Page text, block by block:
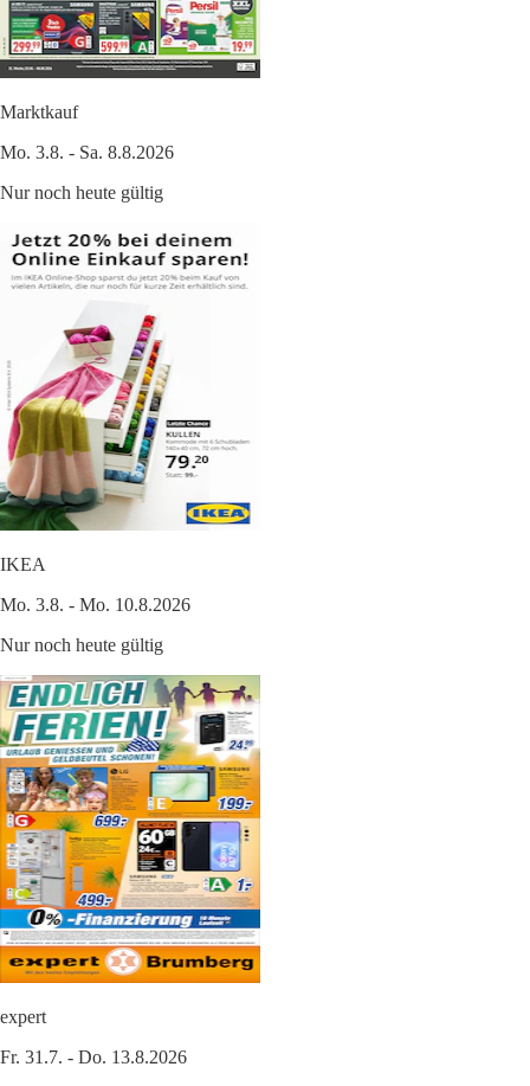
Marktkauf
Mo. 3.8. - Sa. 8.8.2026
Nur noch heute gültig
IKEA
Mo. 3.8. - Mo. 10.8.2026
Nur noch heute gültig
expert
Fr. 31.7. - Do. 13.8.2026